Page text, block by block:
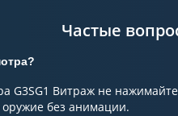
Частые
G3SG1 Витраж не
оружие без анимации.